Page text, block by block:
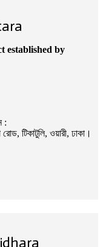
established by
:
টিকাটুলি, ওয়ারী, ঢাকা।